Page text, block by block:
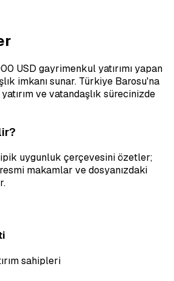
USD gayrimenkul yatırımı yapan
imkanı sunar. Türkiye Barosu'na
yatırım ve vatandaşlık sürecinizde
uygunluk çerçevesini özetler;
makamlar ve dosyanızdaki
sahipleri